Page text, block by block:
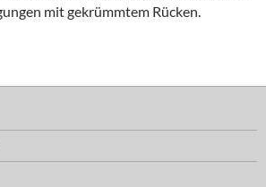
mit gekrümmtem Rücken.